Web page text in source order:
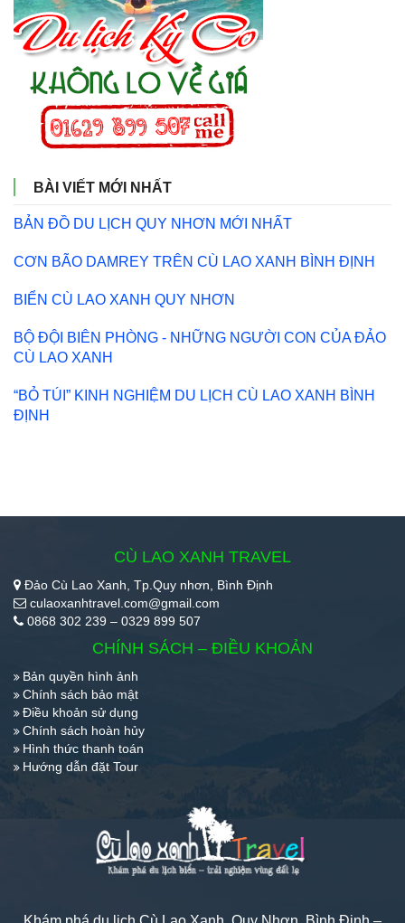
BÀI VIẾT MỚI NHẤT
BẢN ĐỒ DU LỊCH QUY NHƠN MỚI NHẤT
CƠN BÃO DAMREY TRÊN CÙ LAO XANH BÌNH ĐỊNH
BIỂN CÙ LAO XANH QUY NHƠN
BỘ ĐỘI BIÊN PHÒNG - NHỮNG NGƯỜI CON CỦA ĐẢO
CÙ LAO XANH
“BỎ TÚI” KINH NGHIỆM DU LỊCH CÙ LAO XANH BÌNH
ĐỊNH
CÙ LAO XANH TRAVEL
Đảo Cù Lao Xanh, Tp.Quy nhơn, Bình Định
culaoxanhtravel.com@gmail.com
0868 302 239 – 0329 899 507
CHÍNH SÁCH – ĐIỀU KHOẢN
Bản quyền hình ảnh
Chính sách bảo mật
Điều khoản sử dụng
Chính sách hoàn hủy
Hình thức thanh toán
Hướng dẫn đặt Tour